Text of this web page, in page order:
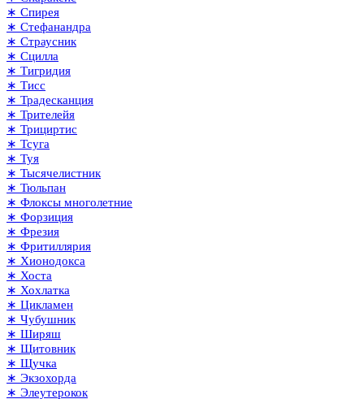
∗ Спирея
∗ Стефанандра
∗ Страусник
∗ Сцилла
∗ Тигридия
∗ Тисс
∗ Традесканция
∗ Трителейя
∗ Трициртис
∗ Тсуга
∗ Туя
∗ Тысячелистник
∗ Тюльпан
∗ Флоксы многолетние
∗ Форзиция
∗ Фрезия
∗ Фритиллярия
∗ Хионодокса
∗ Хоста
∗ Хохлатка
∗ Цикламен
∗ Чубушник
∗ Ширяш
∗ Щитовник
∗ Щучка
∗ Экзохорда
∗ Элеутерокок